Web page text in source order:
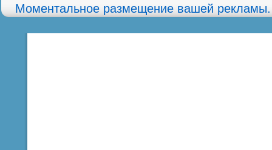
Моментальное размещение вашей рекламы.